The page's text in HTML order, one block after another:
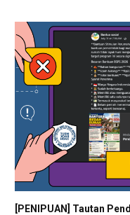
[PENIPUAN] Tautan